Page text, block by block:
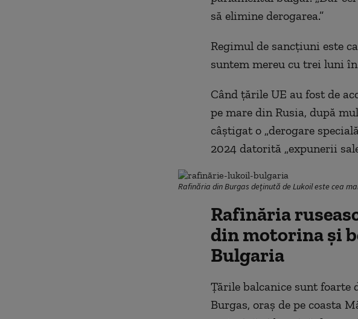
să elimine derogarea.”
Regimul de sancțiuni este
suntem mereu cu trei luni
Când țările UE au fost de
pe mare din Rusia, după
câștigat o „derogare
2024 datorită „expunerii
Rafinăria din Burgas deținută de Lukoil este cea
Rafinăria
din motorina și
Bulgaria
Țările balcanice sunt foarte
Burgas, oraș de pe coasta